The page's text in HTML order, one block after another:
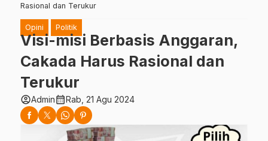
Rasional dan Terukur
Opini Politik
Visi-misi Berbasis Anggaran,
Cakada Harus Rasional dan
Terukur
account_circleAdmincalendar_monthRab, 21 Agu 2024